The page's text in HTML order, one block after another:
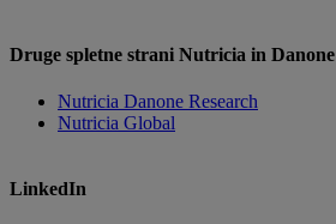
Druge spletne strani Nutricia in Danone
Nutricia Danone Research
Nutricia Global
LinkedIn